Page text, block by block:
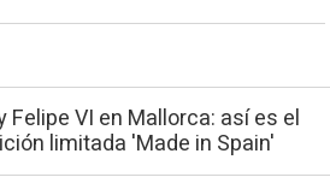
Felipe VI en Mallorca: así es el
limitada 'Made in Spain'